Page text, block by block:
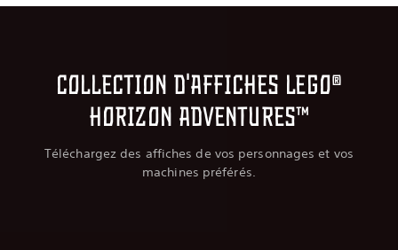
Collection d'affiches LEGO®
Horizon Adventures™
Téléchargez des affiches de vos personnages et vos
machines préférés.